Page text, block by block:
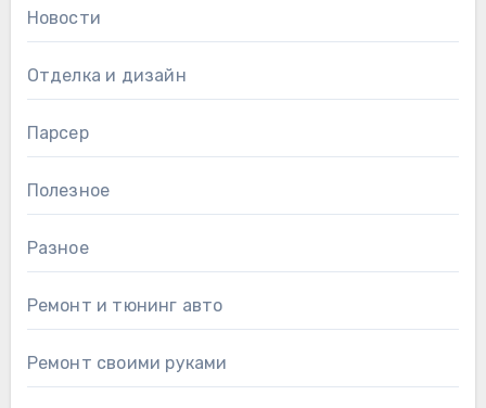
Новости
Отделка и дизайн
Парсер
Полезное
Разное
Ремонт и тюнинг авто
Ремонт своими руками